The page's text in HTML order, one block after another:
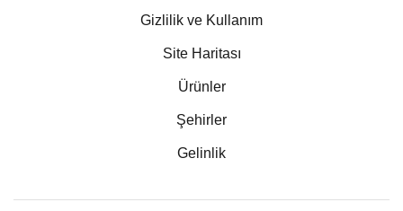
Gizlilik ve Kullanım
Site Haritası
Ürünler
Şehirler
Gelinlik